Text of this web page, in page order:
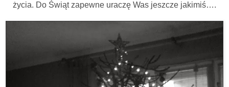
życia. Do Świąt zapewne uraczę Was jeszcze jakimiś….